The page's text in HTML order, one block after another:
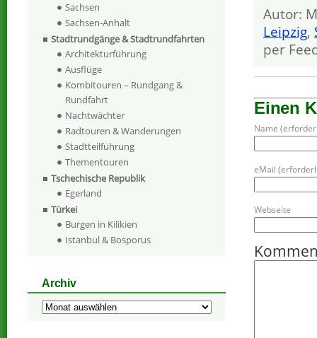
Autor:
Leipzig,
per
Einen
Name
eMail
Webseite
Sachsen
Sachsen-Anhalt
Stadtrundgänge & Stadtrundfahrten
Architekturführung
Ausflüge
Kombitouren – Rundgang &
Rundfahrt
Nachtwächter
Radtouren & Wanderungen
Stadtteilführung
Thementouren
Tschechische Republik
Egerland
Türkei
Burgen in Kilikien
Istanbul & Bosporus
Archiv
Archiv